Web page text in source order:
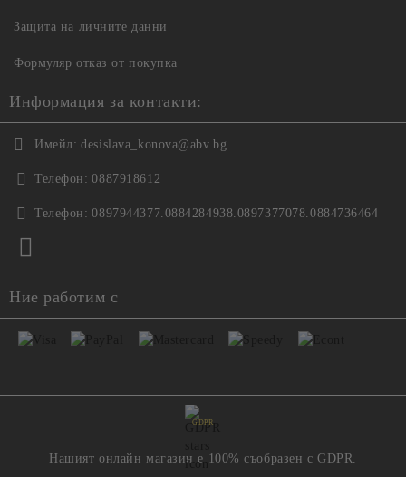
Защита на личните данни
Формуляр отказ от покупка
Информация за контакти:
Имейл: desislava_konova@abv.bg
Телефон: 0887918612
Телефон: 0897944377.0884284938.0897377078.0884736464
Ние работим с
GDPR
Нашият онлайн магазин е 100% съобразен с GDPR.